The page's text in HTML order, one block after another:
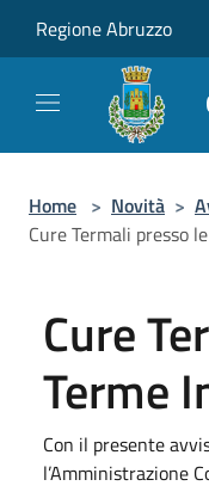
Regione Abruzzo
Home > Novità >
Cure Termali presso
Cure
Terme
Con il presente
l’Amministrazione